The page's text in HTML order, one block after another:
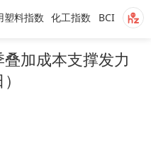
BCI
化工指数
塑料指数
叠加成本支撑发力